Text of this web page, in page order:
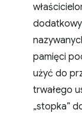
pamięci
użyć do
trwałego
„stopka”